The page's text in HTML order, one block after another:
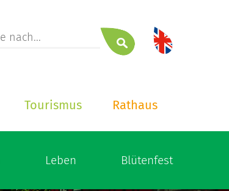
Rathaus
Tourismus
Leben Blütenfest